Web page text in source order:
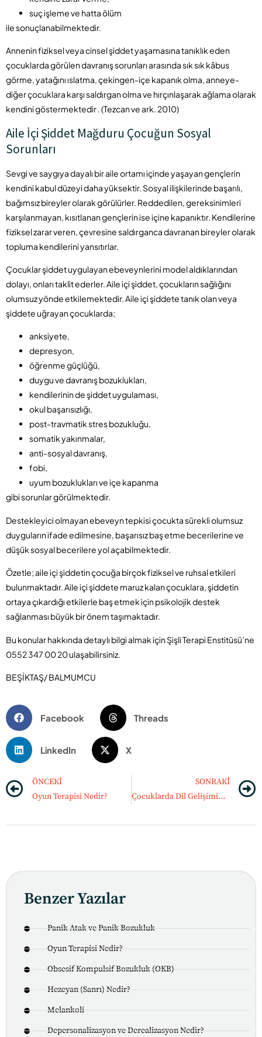
suç işleme ve hatta ölüm
ile sonuçlanabilmektedir.
Annenin fiziksel veya cinsel şiddet yaşamasına tanıklık eden
çocuklarda görülen davranış sorunları arasında sık sık kâbus
görme, yatağını ıslatma, çekingen-içe kapanık olma, anneye-
diğer çocuklara karşı saldırgan olma ve hırçınlaşarak ağlama olarak
kendini göstermektedir . (Tezcan ve ark. 2010)
Aile İçi Şiddet Mağduru Çocuğun Sosyal
Sorunları
Sevgi ve saygıya dayalı bir aile ortamı içinde yaşayan gençlerin
kendini kabul düzeyi daha yüksektir. Sosyal ilişkilerinde başarılı,
bağımsız bireyler olarak görülürler. Reddedilen, gereksinimleri
karşılanmayan, kısıtlanan gençlerin ise içine kapanıktır. Kendilerine
fiziksel zarar veren, çevresine saldırganca davranan bireyler olarak
topluma kendilerini yansıtırlar.
Çocuklar şiddet uygulayan ebeveynlerini model aldıklarından
dolayı, onları taklit ederler. Aile içi şiddet, çocukların sağlığını
olumsuz yönde etkilemektedir. Aile içi şiddete tanık olan veya
şiddete uğrayan çocuklarda;
anksiyete,
depresyon,
öğrenme güçlüğü,
duygu ve davranış bozuklukları,
kendilerinin de şiddet uygulaması,
okul başarısızlığı,
post-travmatik stres bozukluğu,
somatik yakınmalar,
anti-sosyal davranış,
fobi,
uyum bozuklukları ve içe kapanma
gibi sorunlar görülmektedir.
Destekleyici olmayan ebeveyn tepkisi çocukta sürekli olumsuz
duyguların ifade edilmesine, başarısız baş etme becerilerine ve
düşük sosyal becerilere yol açabilmektedir.
Özetle; aile içi şiddetin çocuğa birçok fiziksel ve ruhsal etkileri
bulunmaktadır. Aile içi şiddete maruz kalan çocuklara, şiddetin
ortaya çıkardığı etkilerle baş etmek için psikolojik destek
sağlanması büyük bir önem taşımaktadır.
Bu konular hakkında detaylı bilgi almak için Şişli Terapi Enstitüsü’ne
0552 347 00 20 ulaşabilirsiniz.
BEŞİKTAŞ/ BALMUMCU
Facebook Threads
LinkedIn X
ÖNCEKI
Oyun Terapisi Nedir?
SONRAKI
Çocuklarda Dil Gelişimini Desteklemek
Benzer Yazılar
Panik Atak ve Panik Bozukluk
Oyun Terapisi Nedir?
Obsesif Kompulsif Bozukluk (OKB)
Hezeyan (Sanrı) Nedir?
Melankoli
Depersonalizasyon ve Derealizasyon Nedir?